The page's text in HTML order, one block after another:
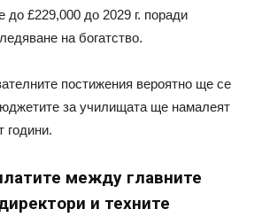
до £229,000 до 2029 г. поради
на богатство.
постижения вероятно ще се
за училищата ще намалеят
години.
между главните
и техните